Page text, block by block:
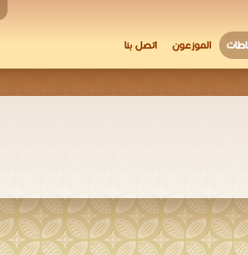
الموزعون اتصل بنا